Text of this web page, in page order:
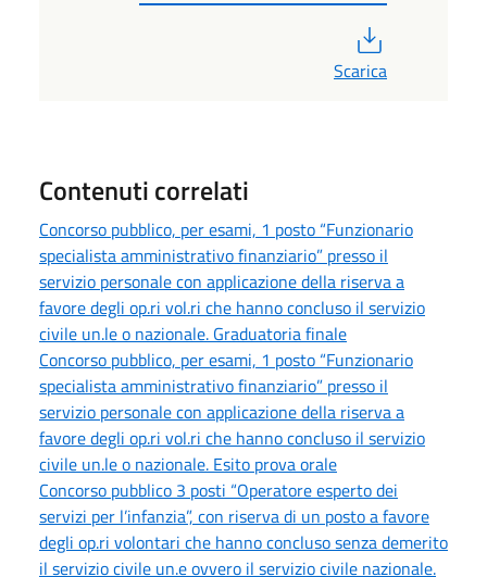
Scarica
Contenuti correlati
Concorso pubblico, per esami, 1 posto “Funzionario
specialista amministrativo finanziario” presso il
servizio personale con applicazione della riserva a
favore degli op.ri vol.ri che hanno concluso il servizio
civile un.le o nazionale. Graduatoria finale
Concorso pubblico, per esami, 1 posto “Funzionario
specialista amministrativo finanziario” presso il
servizio personale con applicazione della riserva a
favore degli op.ri vol.ri che hanno concluso il servizio
civile un.le o nazionale. Esito prova orale
Concorso pubblico 3 posti “Operatore esperto dei
servizi per l’infanzia”, con riserva di un posto a favore
degli op.ri volontari che hanno concluso senza demerito
il servizio civile un.e ovvero il servizio civile nazionale.